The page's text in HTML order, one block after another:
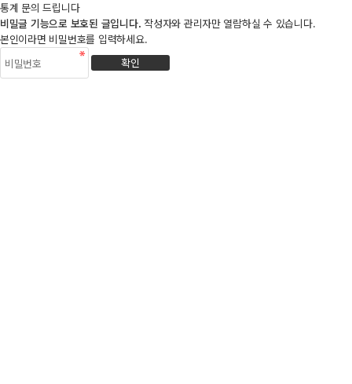
통계 문의 드립니다
비밀글 기능으로 보호된 글입니다. 작성자와 관리자만 열람하실 수 있습니다.
본인이라면 비밀번호를 입력하세요.